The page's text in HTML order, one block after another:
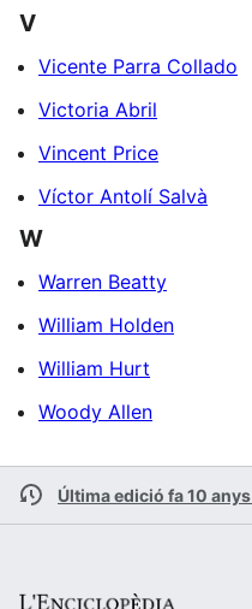
V
Vicente Parra Collado
Victoria Abril
Vincent Price
Víctor Antolí Salvà
W
Warren Beatty
William Holden
William Hurt
Woody Allen
Última edició fa 10 anys